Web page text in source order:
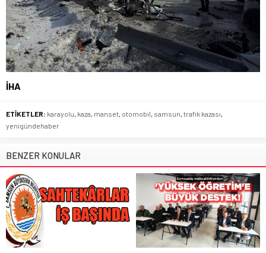
İHA
ETİKETLER: karayolu kaza manset otomobil samsun trafik kazası
yenigündehaber
BENZER KONULAR